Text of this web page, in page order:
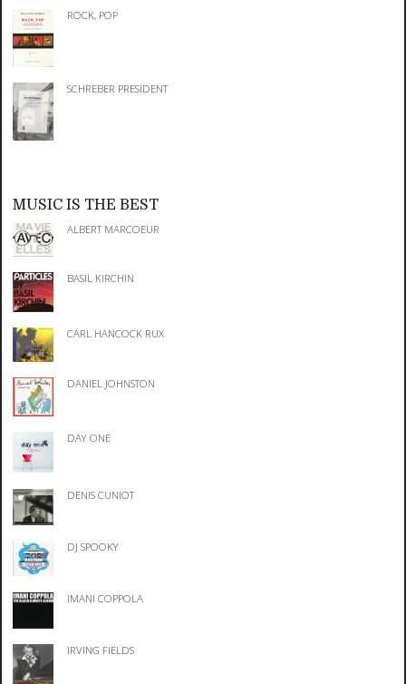
ROCK, POP
SCHREBER PRESIDENT
MUSIC IS THE BEST
ALBERT MARCOEUR
BASIL KIRCHIN
CARL HANCOCK RUX
DANIEL JOHNSTON
DAY ONE
DENIS CUNIOT
DJ SPOOKY
IMANI COPPOLA
IRVING FIELDS